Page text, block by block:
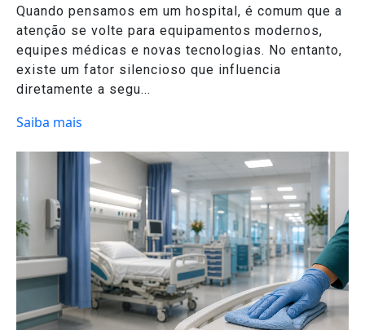
Quando pensamos em um hospital, é comum que a
atenção se volte para equipamentos modernos,
equipes médicas e novas tecnologias. No entanto,
existe um fator silencioso que influencia
diretamente a segu...
Saiba mais